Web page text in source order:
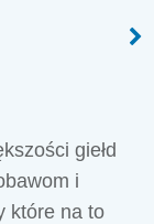
giełd
i
które na to